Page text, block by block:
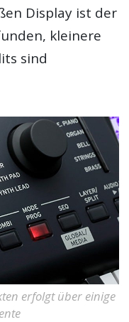
Display ist der
kleinere
sind
erfolgt über einige